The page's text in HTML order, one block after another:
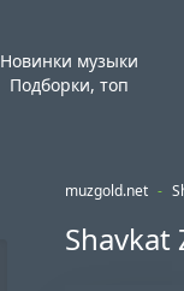
Новинки музыки
Подборки, топ
muzgold.net -